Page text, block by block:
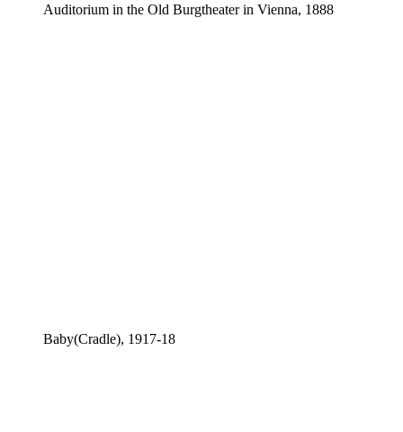
Auditorium in the Old Burgtheater in Vienna, 1888
Baby(Cradle), 1917-18